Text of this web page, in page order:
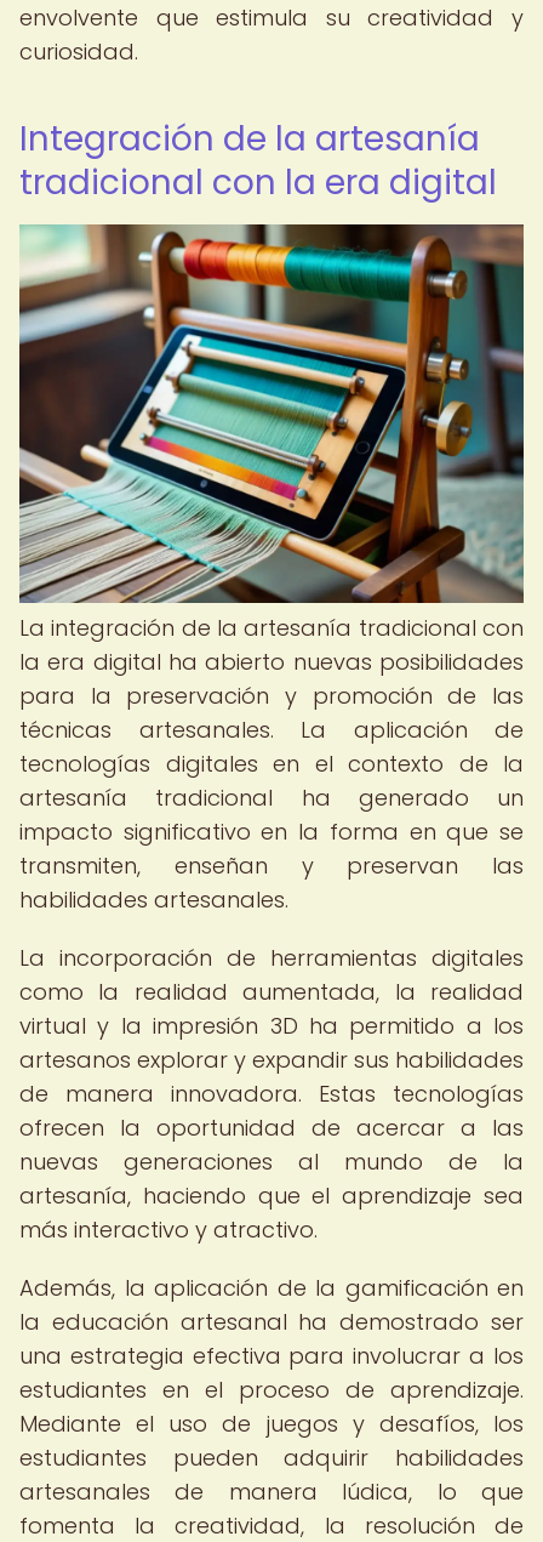
envolvente que estimula su creatividad y
curiosidad.
Integración de la artesanía
tradicional con la era digital
La integración de la artesanía tradicional con
la era digital ha abierto nuevas posibilidades
para la preservación y promoción de las
técnicas artesanales. La aplicación de
tecnologías digitales en el contexto de la
artesanía tradicional ha generado un
impacto significativo en la forma en que se
transmiten, enseñan y preservan las
habilidades artesanales.
La incorporación de herramientas digitales
como la realidad aumentada, la realidad
virtual y la impresión 3D ha permitido a los
artesanos explorar y expandir sus habilidades
de manera innovadora. Estas tecnologías
ofrecen la oportunidad de acercar a las
nuevas generaciones al mundo de la
artesanía, haciendo que el aprendizaje sea
más interactivo y atractivo.
Además, la aplicación de la gamificación en
la educación artesanal ha demostrado ser
una estrategia efectiva para involucrar a los
estudiantes en el proceso de aprendizaje.
Mediante el uso de juegos y desafíos, los
estudiantes pueden adquirir habilidades
artesanales de manera lúdica, lo que
fomenta la creatividad, la resolución de